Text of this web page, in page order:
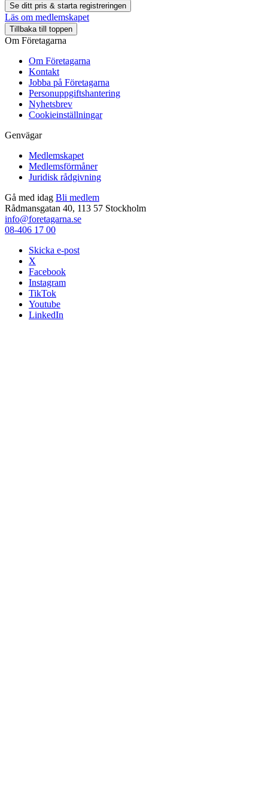
Se ditt pris & starta registreringen
Läs om medlemskapet
Tillbaka till toppen
Om Företagarna
Om Företagarna
Kontakt
Jobba på Företagarna
Personuppgiftshantering
Nyhetsbrev
Cookieinställningar
Genvägar
Medlemskapet
Medlemsförmåner
Juridisk rådgivning
Gå med idag Bli medlem
Rådmansgatan 40, 113 57 Stockholm
info@foretagarna.se
08-406 17 00
Skicka e-post
X
Facebook
Instagram
TikTok
Youtube
LinkedIn